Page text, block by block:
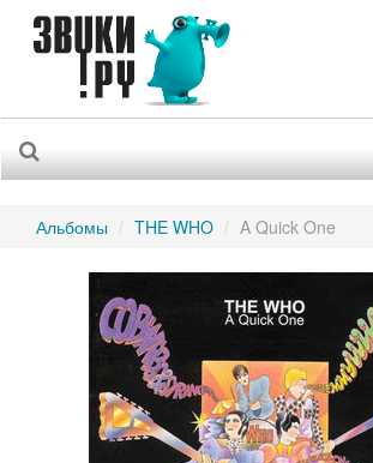
Альбомы THE WHO A Quick One